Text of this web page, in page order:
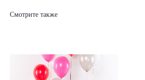
Смотрите также